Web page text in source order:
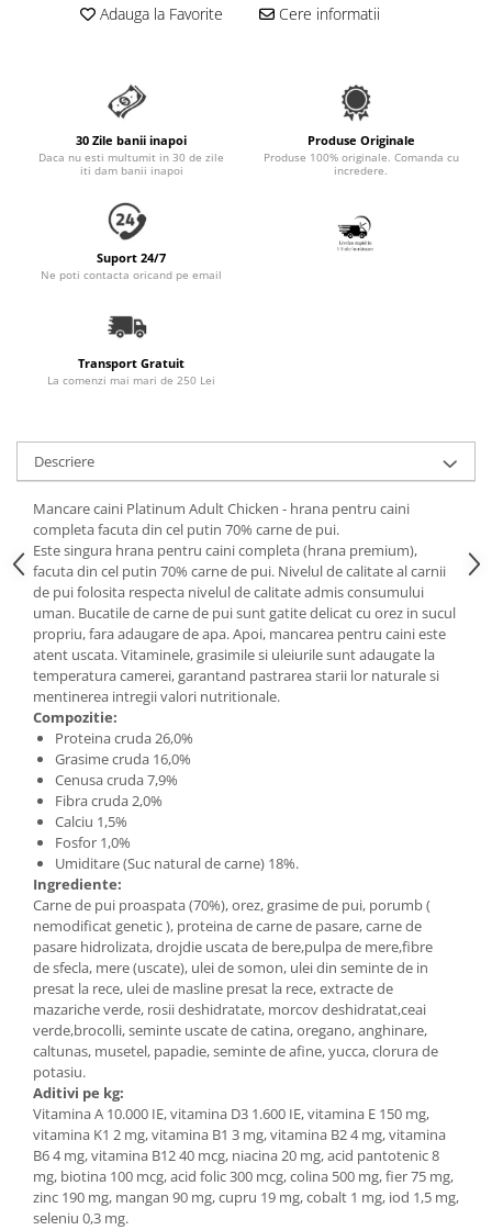
Accesorii Auto & Bicicletă
Dresaj & Sport
Adauga la Favorite Cere informatii
30 Zile banii inapoi
Daca nu esti multumit in 30 de zile
iti dam banii inapoi
Produse Originale
Produse 100% originale. Comanda cu
incredere.
Suport 24/7
Ne poti contacta oricand pe email
Transport Gratuit
La comenzi mai mari de 250 Lei
Descriere
Mancare caini Platinum Adult Chicken - hrana pentru caini
completa facuta din cel putin 70% carne de pui.
Este singura hrana pentru caini completa (hrana premium),
facuta din cel putin 70% carne de pui. Nivelul de calitate al carnii
de pui folosita respecta nivelul de calitate admis consumului
uman. Bucatile de carne de pui sunt gatite delicat cu orez in sucul
propriu, fara adaugare de apa. Apoi, mancarea pentru caini este
atent uscata. Vitaminele, grasimile si uleiurile sunt adaugate la
temperatura camerei, garantand pastrarea starii lor naturale si
mentinerea intregii valori nutritionale.
Compozitie:
Proteina cruda 26,0%
Grasime cruda 16,0%
Cenusa cruda 7,9%
Fibra cruda 2,0%
Calciu 1,5%
Fosfor 1,0%
Umiditare (Suc natural de carne) 18%.
Ingrediente:
Carne de pui proaspata (70%), orez, grasime de pui, porumb (
nemodificat genetic ), proteina de carne de pasare, carne de
pasare hidrolizata, drojdie uscata de bere,pulpa de mere,fibre
de sfecla, mere (uscate), ulei de somon, ulei din seminte de in
presat la rece, ulei de masline presat la rece, extracte de
mazariche verde, rosii deshidratate, morcov deshidratat,ceai
verde,brocolli, seminte uscate de catina, oregano, anghinare,
caltunas, musetel, papadie, seminte de afine, yucca, clorura de
potasiu.
Aditivi pe kg:
Vitamina A 10.000 IE, vitamina D3 1.600 IE, vitamina E 150 mg,
vitamina K1 2 mg, vitamina B1 3 mg, vitamina B2 4 mg, vitamina
B6 4 mg, vitamina B12 40 mcg, niacina 20 mg, acid pantotenic 8
mg, biotina 100 mcg, acid folic 300 mcg, colina 500 mg, fier 75 mg,
zinc 190 mg, mangan 90 mg, cupru 19 mg, cobalt 1 mg, iod 1,5 mg,
seleniu 0,3 mg.